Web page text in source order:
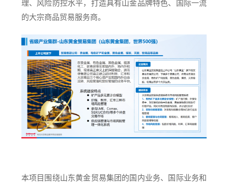
理、风险防控水平，打造具有山金品牌特色、国际一流
的大宗商品贸易服务商。
本项目围绕山东黄金贸易集团的国内业务、国际业务和